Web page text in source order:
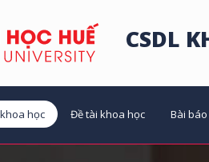
CSDL
học Đề tài khoa học Bài